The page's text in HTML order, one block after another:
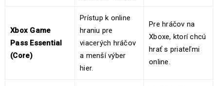
Xbox Game
Pass Essential
(Core)
Prístup k online
hraniu pre
viacerých hráčov
a menší výber
hier.
Pre hráčov na
Xboxe, ktorí chcú
hrať s priateľmi
online.